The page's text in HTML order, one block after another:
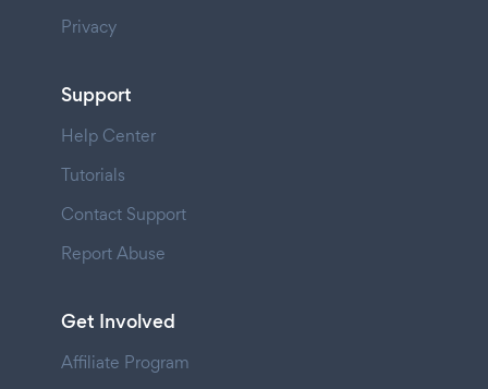
Privacy
Support
Help Center
Tutorials
Contact Support
Report Abuse
Get Involved
Affiliate Program